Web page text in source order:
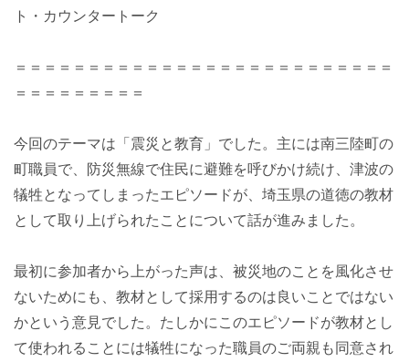
＝＝＝＝＝＝＝＝＝＝＝＝＝＝＝＝＝＝＝＝＝＝＝＝＝＝
＝＝＝＝＝＝＝＝＝
今回のテーマは「震災と教育」でした。主には南三陸町の
町職員で、防災無線で住民に避難を呼びかけ続け、津波の
犠牲となってしまったエピソードが、埼玉県の道徳の教材
として取り上げられたことについて話が進みました。
最初に参加者から上がった声は、被災地のことを風化させ
ないためにも、教材として採用するのは良いことではない
かという意見でした。たしかにこのエピソードが教材とし
て使われることには犠牲になった職員のご両親も同意され